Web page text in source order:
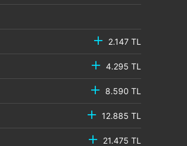
2.147 TL
4.295 TL
8.590 TL
12.885 TL
21.475 TL